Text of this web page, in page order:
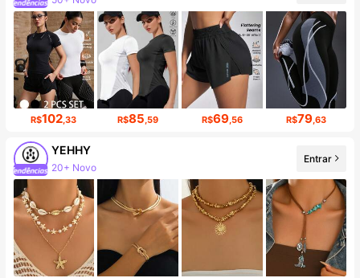
R$102,33 R$85,59 R$69,56 R$79,63
YEHHY
20+ Novo
22K seguidores
Entrar